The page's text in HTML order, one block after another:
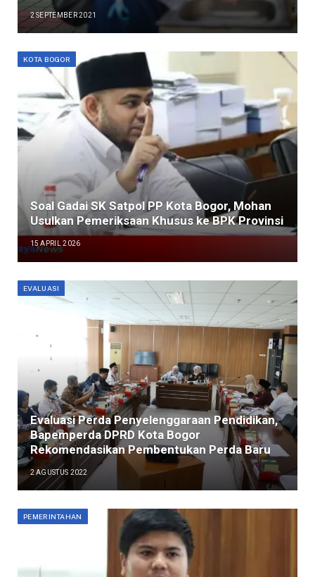
2 SEPTEMBER 2021
KOTA BOGOR
Soal Gadai SK Satpol PP Kota Bogor, Mohan
Usulkan Pemeriksaan Khusus ke BPK Provinsi
15 APRIL 2026
EVALUASI
Evaluasi Perda Penyelenggaraan Pendidikan,
Bapemperda DPRD Kota Bogor
Rekomendasikan Pembentukan Perda Baru
2 AGUSTUS 2022
PEMERINTAHAN